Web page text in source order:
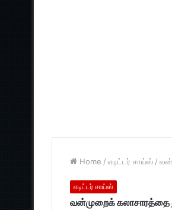
Home / எடிட்டர் சாய்ஸ் /
எடிட்டர் சாய்ஸ்
வன்முறைக் கலாசாரத்தை